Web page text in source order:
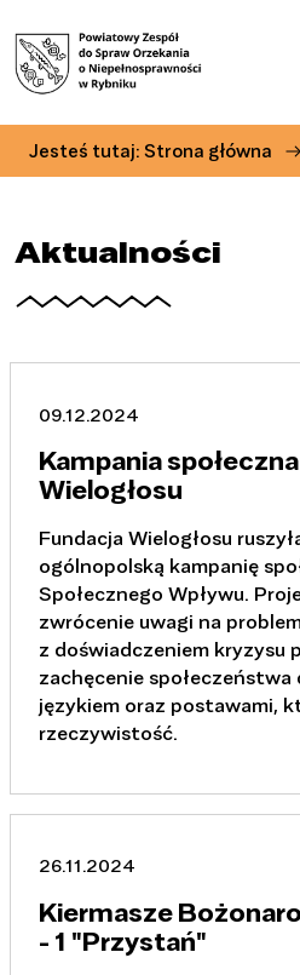
Przejdź do treści
Jesteś tutaj: Strona główna
Aktualności
09.12.2024
Kampania
Wielogłosu
Fundacja Wielogłosu
ogólnopolską kampanię
Społecznego Wpływu.
zwrócenie uwagi na
z doświadczeniem kryzysu
zachęcenie społeczeństwa
językiem oraz postawami,
rzeczywistość.
26.11.2024
Kiermasze
- 1 "Przystań"